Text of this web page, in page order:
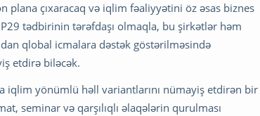
plana çıxaracaq və iqlim fəaliyyətini öz əsas biznes
tədbirinin tərəfdaşı olmaqla, bu şirkətlər həm
qlobal icmalara dəstək göstərilməsində
etdirə biləcək.
iqlim yönümlü həll variantlarını nümayiş etdirən bir
seminar və qarşılıqlı əlaqələrin qurulması